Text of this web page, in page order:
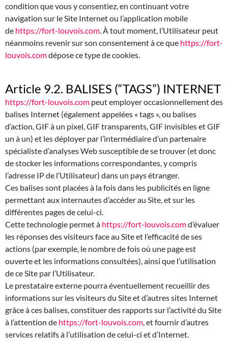
condition que vous y consentiez, en continuant votre
navigation sur le Site Internet ou l’application mobile
de https://fort-louvois.com. À tout moment, l’Utilisateur peut
néanmoins revenir sur son consentement à ce que https://fort-
louvois.comdépose ce type de cookies.
Article 9.2. BALISES (“TAGS”) INTERNET
https://fort-louvois.com peut employer occasionnellement des
balises Internet (également appelées « tags », ou balises
d’action, GIF à un pixel, GIF transparents, GIF invisibles et GIF
un à un) et les déployer par l’intermédiaire d’un partenaire
spécialiste d’analyses Web susceptible de se trouver (et donc
de stocker les informations correspondantes, y compris
l’adresse IP de l’Utilisateur) dans un pays étranger.
Ces balises sont placées à la fois dans les publicités en ligne
permettant aux internautes d’accéder au Site, et sur les
différentes pages de celui-ci.
Cette technologie permet à https://fort-louvois.comd’évaluer
les réponses des visiteurs face au Site et l’efficacité de ses
actions (par exemple, le nombre de fois où une page est
ouverte et les informations consultées), ainsi que l’utilisation
de ce Site par l’Utilisateur.
Le prestataire externe pourra éventuellement recueillir des
informations sur les visiteurs du Site et d’autres sites Internet
grâce à ces balises, constituer des rapports sur l’activité du Site
à l’attention de https://fort-louvois.com, et fournir d’autres
services relatifs à l’utilisation de celui-ci et d’Internet.